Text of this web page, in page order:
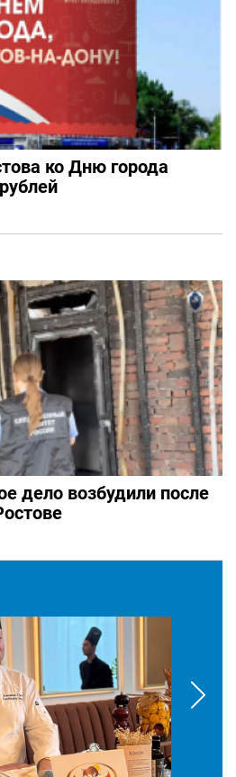
ко Дню города
дело возбудили после